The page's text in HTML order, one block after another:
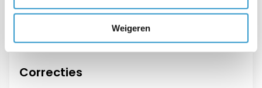
Weigeren
Correcties